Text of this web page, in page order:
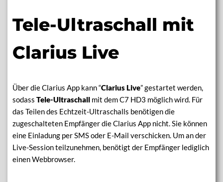
Tele-Ultraschall mit
Clarius Live
Über die Clarius App kann “Clarius Live” gestartet werden,
sodass Tele-Ultraschall mit dem C7 HD3 möglich wird. Für
das Teilen des Echtzeit-Ultraschalls benötigen die
zugeschalteten Empfänger die Clarius App nicht. Sie können
eine Einladung per SMS oder E-Mail verschicken. Um an der
Live-Session teilzunehmen, benötigt der Empfänger lediglich
einen Webbrowser.